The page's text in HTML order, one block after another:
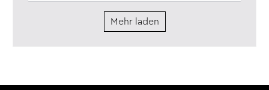
Mehr laden